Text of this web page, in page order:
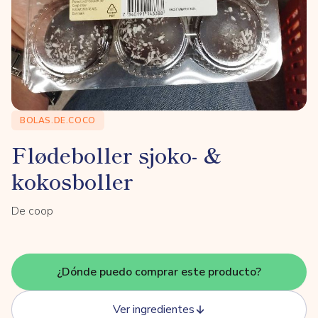
BOLAS.DE.COCO
Flødeboller sjoko- &
kokosboller
De coop
¿Dónde puedo comprar este producto?
Ver ingredientes